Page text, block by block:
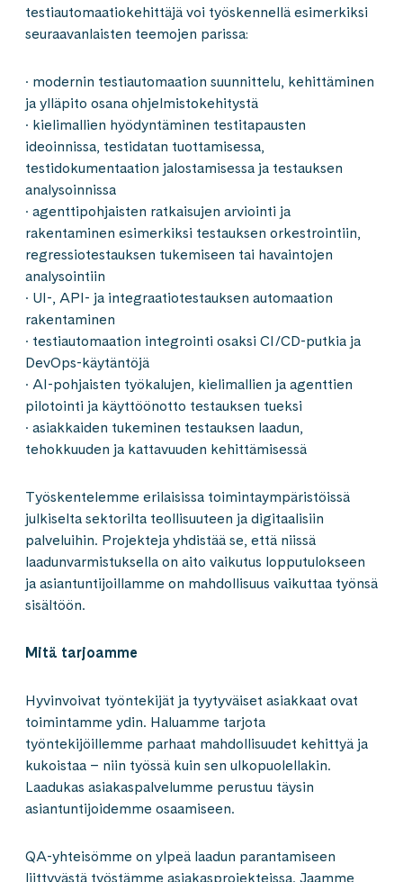
testiautomaatiokehittäjä voi työskennellä esimerkiksi
seuraavanlaisten teemojen parissa:
· modernin testiautomaation suunnittelu, kehittäminen
ja ylläpito osana ohjelmistokehitystä
· kielimallien hyödyntäminen testitapausten
ideoinnissa, testidatan tuottamisessa,
testidokumentaation jalostamisessa ja testauksen
analysoinnissa
· agenttipohjaisten ratkaisujen arviointi ja
rakentaminen esimerkiksi testauksen orkestrointiin,
regressiotestauksen tukemiseen tai havaintojen
analysointiin
· UI-, API- ja integraatiotestauksen automaation
rakentaminen
· testiautomaation integrointi osaksi CI/CD-putkia ja
DevOps-käytäntöjä
· AI-pohjaisten työkalujen, kielimallien ja agenttien
pilotointi ja käyttöönotto testauksen tueksi
· asiakkaiden tukeminen testauksen laadun,
tehokkuuden ja kattavuuden kehittämisessä
Työskentelemme erilaisissa toimintaympäristöissä
julkiselta sektorilta teollisuuteen ja digitaalisiin
palveluihin. Projekteja yhdistää se, että niissä
laadunvarmistuksella on aito vaikutus lopputulokseen
ja asiantuntijoillamme on mahdollisuus vaikuttaa työnsä
sisältöön.
Mitä tarjoamme
Hyvinvoivat työntekijät ja tyytyväiset asiakkaat ovat
toimintamme ydin. Haluamme tarjota
työntekijöillemme parhaat mahdollisuudet kehittyä ja
kukoistaa – niin työssä kuin sen ulkopuolellakin.
Laadukas asiakaspalvelumme perustuu täysin
asiantuntijoidemme osaamiseen.
QA-yhteisömme on ylpeä laadun parantamiseen
liittyvästä työstämme asiakasprojekteissa. Jaamme